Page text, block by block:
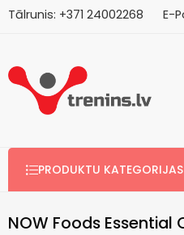
Tālrunis: +371 24002268 E-
PRODUKTU KATEGORIJAS
NOW Foods Essential